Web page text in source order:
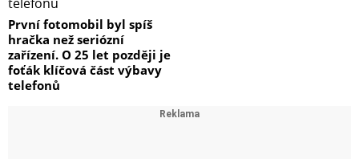
První fotomobil byl spíš
hračka než seriózní
zařízení. O 25 let později je
foťák klíčová část výbavy
telefonů